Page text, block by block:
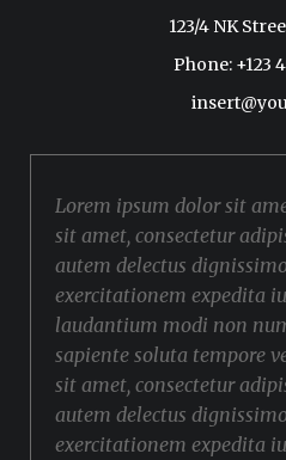
123/4 NK
Phone: +123
Lorem ipsum dolor sit
sit amet, consectetur
autem delectus
exercitationem expedita
laudantium modi non
sapiente soluta tempore
sit amet, consectetur
autem delectus
exercitationem expedita